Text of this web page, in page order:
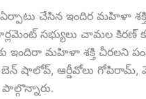
చేసిన ఇందిర మహిళా
సభ్యులు చామల కిరణ్
ఇందిరా మహిళా శక్తి చీరలని
బెన్ షాలోవ్, ఆర్డీవోలు గోపిరామ్,